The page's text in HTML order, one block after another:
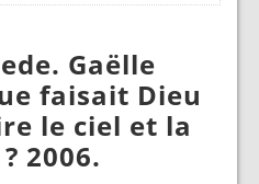
Gaëlle
faisait Dieu
le ciel et la
2006.